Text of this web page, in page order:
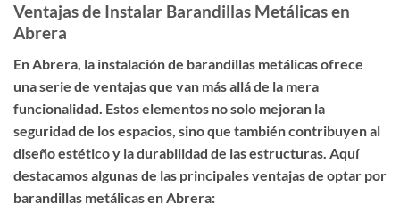
Ventajas de Instalar Barandillas Metálicas en
Abrera
En Abrera, la instalación de barandillas metálicas ofrece
una serie de ventajas que van más allá de la mera
funcionalidad. Estos elementos no solo mejoran la
seguridad de los espacios, sino que también contribuyen al
diseño estético y la durabilidad de las estructuras. Aquí
destacamos algunas de las principales ventajas de optar por
barandillas metálicas en Abrera: